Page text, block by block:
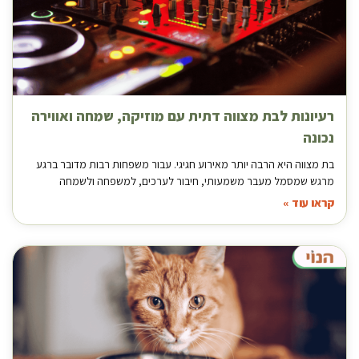
רעיונות לבת מצווה דתית עם מוזיקה, שמחה ואווירה
נכונה
בת מצווה היא הרבה יותר מאירוע חגיגי. עבור משפחות רבות מדובר ברגע
מרגש שמסמל מעבר משמעותי, חיבור לערכים, למשפחה ולשמחה
קראו עוד »